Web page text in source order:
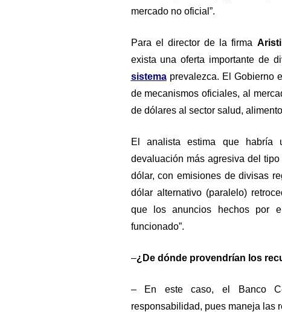
mercado no oficial”.
Para el director de la firma
exista una oferta importante de
sistemaprevalezca. El Gobierno
de mecanismos oficiales, al
de dólares al sector salud,
El analista estima que habría
devaluación más agresiva del
dólar, con emisiones de divisas
dólar alternativo (paralelo)
que los anuncios hechos por
funcionado”.
–¿De dónde provendrían los
– En este caso, el Banco
responsabilidad, pues maneja las